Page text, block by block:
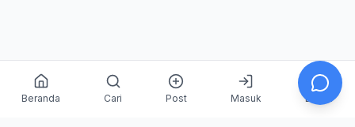
Beranda Cari Post Masuk Daftar